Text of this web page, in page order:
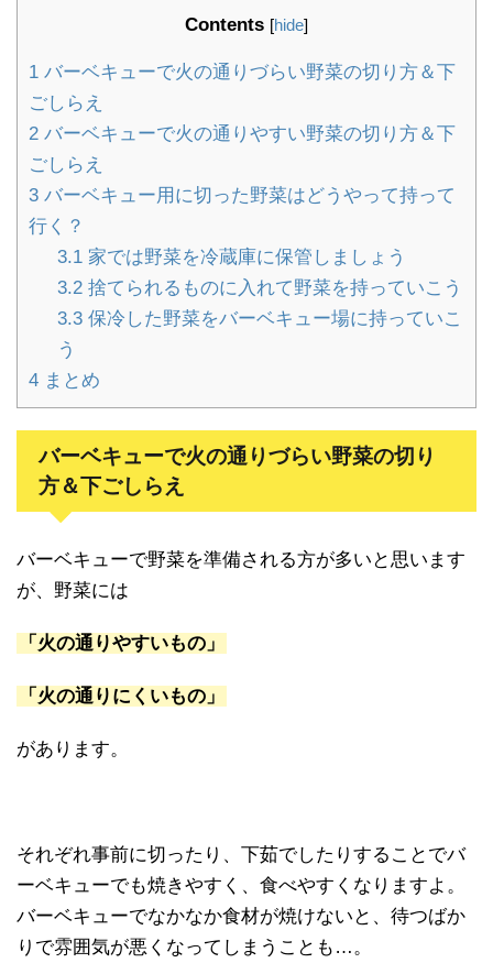
Contents [hide]
1 バーベキューで火の通りづらい野菜の切り方＆下
ごしらえ
2 バーベキューで火の通りやすい野菜の切り方＆下
ごしらえ
3 バーベキュー用に切った野菜はどうやって持って
行く？
3.1家では野菜を冷蔵庫に保管しましょう
3.2捨てられるものに入れて野菜を持っていこう
3.3保冷した野菜をバーベキュー場に持っていこ
う
4 まとめ
バーベキューで火の通りづらい野菜の切り
方＆下ごしらえ
バーベキューで野菜を準備される方が多いと思います
が、野菜には
「火の通りやすいもの」
「火の通りにくいもの」
があります。
それぞれ事前に切ったり、下茹でしたりすることでバ
ーベキューでも焼きやすく、食べやすくなりますよ。
バーベキューでなかなか食材が焼けないと、待つばか
りで雰囲気が悪くなってしまうことも…。